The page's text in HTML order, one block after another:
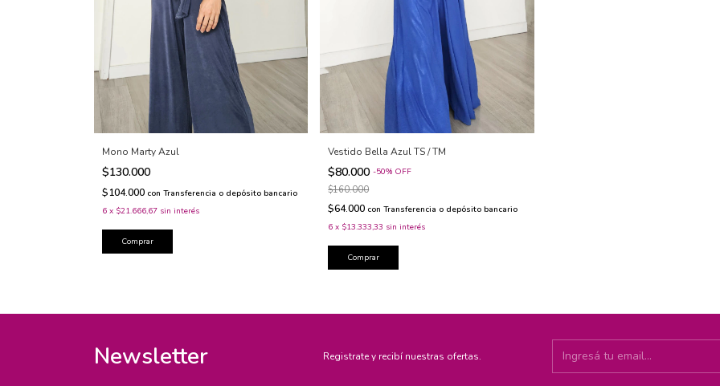
Mono Marty Azul
$130.000
$104.000 con Transferencia o depósito bancario
6 x $21.666,67 sin interés
Comprar
Vestido Bella Azul TS / TM
$80.000-50% OFF
$160.000
$64.000 con Transferencia o depósito bancario
6 x $13.333,33 sin interés
Comprar
Newsletter Registrate y recibí nuestras ofertas.